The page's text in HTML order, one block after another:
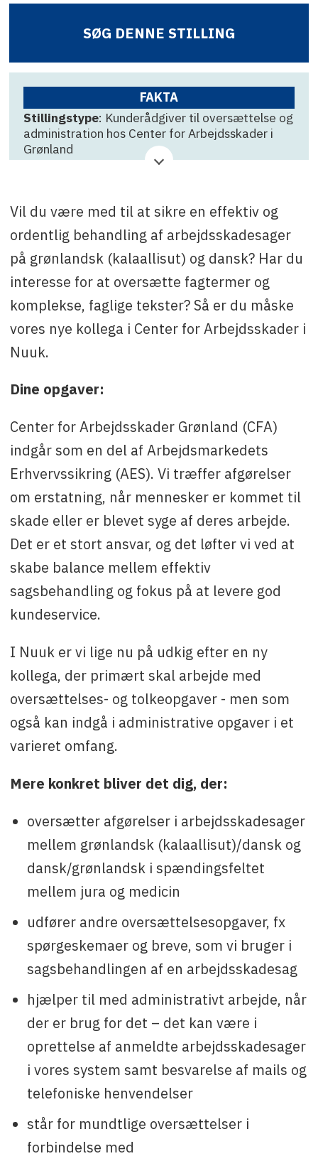
SØG DENNE STILLING
FAKTA
Stillingstype: Kunderådgiver til oversættelse og
administration hos Center for Arbejdsskader i
Grønland
Ansøgningsfrist : 15. marts
Kontakt : Helle Guldborg K. Nielsen eller
kontorleder Laila Thomassen Fleischer på
mail
hkn@atp.dk lafl@atp.dk.
Vil du være med til at sikre en effektiv og
ordentlig behandling af arbejdsskadesager
på grønlandsk (kalaallisut) og dansk? Har du
interesse for at oversætte fagtermer og
komplekse, faglige tekster? Så er du måske
vores nye kollega i Center for Arbejdsskader i
Nuuk.
Dine opgaver:
Center for Arbejdsskader Grønland (CFA)
indgår som en del af Arbejdsmarkedets
Erhvervssikring (AES). Vi træffer afgørelser
om erstatning, når mennesker er kommet til
skade eller er blevet syge af deres arbejde.
Det er et stort ansvar, og det løfter vi ved at
skabe balance mellem effektiv
sagsbehandling og fokus på at levere god
kundeservice.
I Nuuk er vi lige nu på udkig efter en ny
kollega, der primært skal arbejde med
oversættelses- og tolkeopgaver - men som
også kan indgå i administrative opgaver i et
varieret omfang.
Mere konkret bliver det dig, der:
oversætter afgørelser i arbejdsskadesager
mellem grønlandsk (kalaallisut)/dansk og
dansk/grønlandsk i spændingsfeltet
mellem jura og medicin
udfører andre oversættelsesopgaver, fx
spørgeskemaer og breve, som vi bruger i
sagsbehandlingen af en arbejdsskadesag
hjælper til med administrativt arbejde, når
der er brug for det – det kan være i
oprettelse af anmeldte arbejdsskadesager
i vores system samt besvarelse af mails og
telefoniske henvendelser
står for mundtlige oversættelser i
forbindelse med